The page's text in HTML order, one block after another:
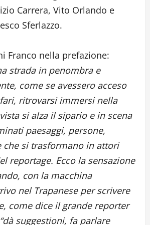
Carrera, Vito Orlando e
Sferlazzo.
Franco nella prefazione:
strada in penombra e
come se avessero acceso
ritrovarsi immersi nella
si alza il sipario e in scena
paesaggi, persone,
che si trasformano in attori
reportage. Ecco la sensazione
con la macchina
nel Trapanese per scrivere
come dice il grande reporter
suggestioni, fa parlare